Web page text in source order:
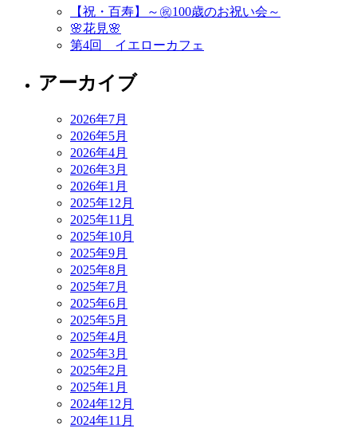
【祝・百寿】～㊗️100歳のお祝い会～
🌸花見🌸
第4回 イエローカフェ
アーカイブ
2026年7月
2026年5月
2026年4月
2026年3月
2026年1月
2025年12月
2025年11月
2025年10月
2025年9月
2025年8月
2025年7月
2025年6月
2025年5月
2025年4月
2025年3月
2025年2月
2025年1月
2024年12月
2024年11月